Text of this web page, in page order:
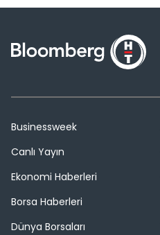
Businessweek
Canlı Yayın
Ekonomi Haberleri
Borsa Haberleri
Dünya Borsaları